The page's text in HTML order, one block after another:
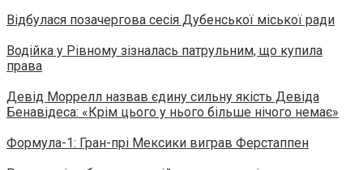
Відбулася позачергова сесія Дубенської міської ради
Водійка у Рівному зізналась патрульним, що купила
права
Девід Моррелл назвав єдину сильну якість Девіда
Бенавідеса: «Крім цього у нього більше нічого немає»
Формула-1: Гран-прі Мексики виграв Ферстаппен